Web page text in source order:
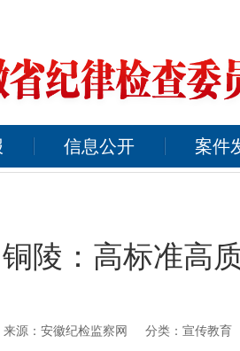
信息公开 案件
铜陵：高标准高
源： 安徽纪检监察网 分类：宣传教